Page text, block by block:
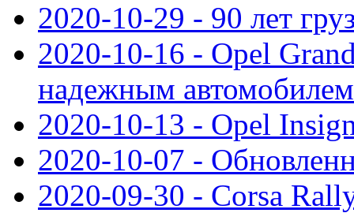
2020-10-29 - 90 лет
2020-10-16 - Opel
надежным автомобилем
2020-10-13 - Opel
2020-10-07 -
2020-09-30 - Corsa